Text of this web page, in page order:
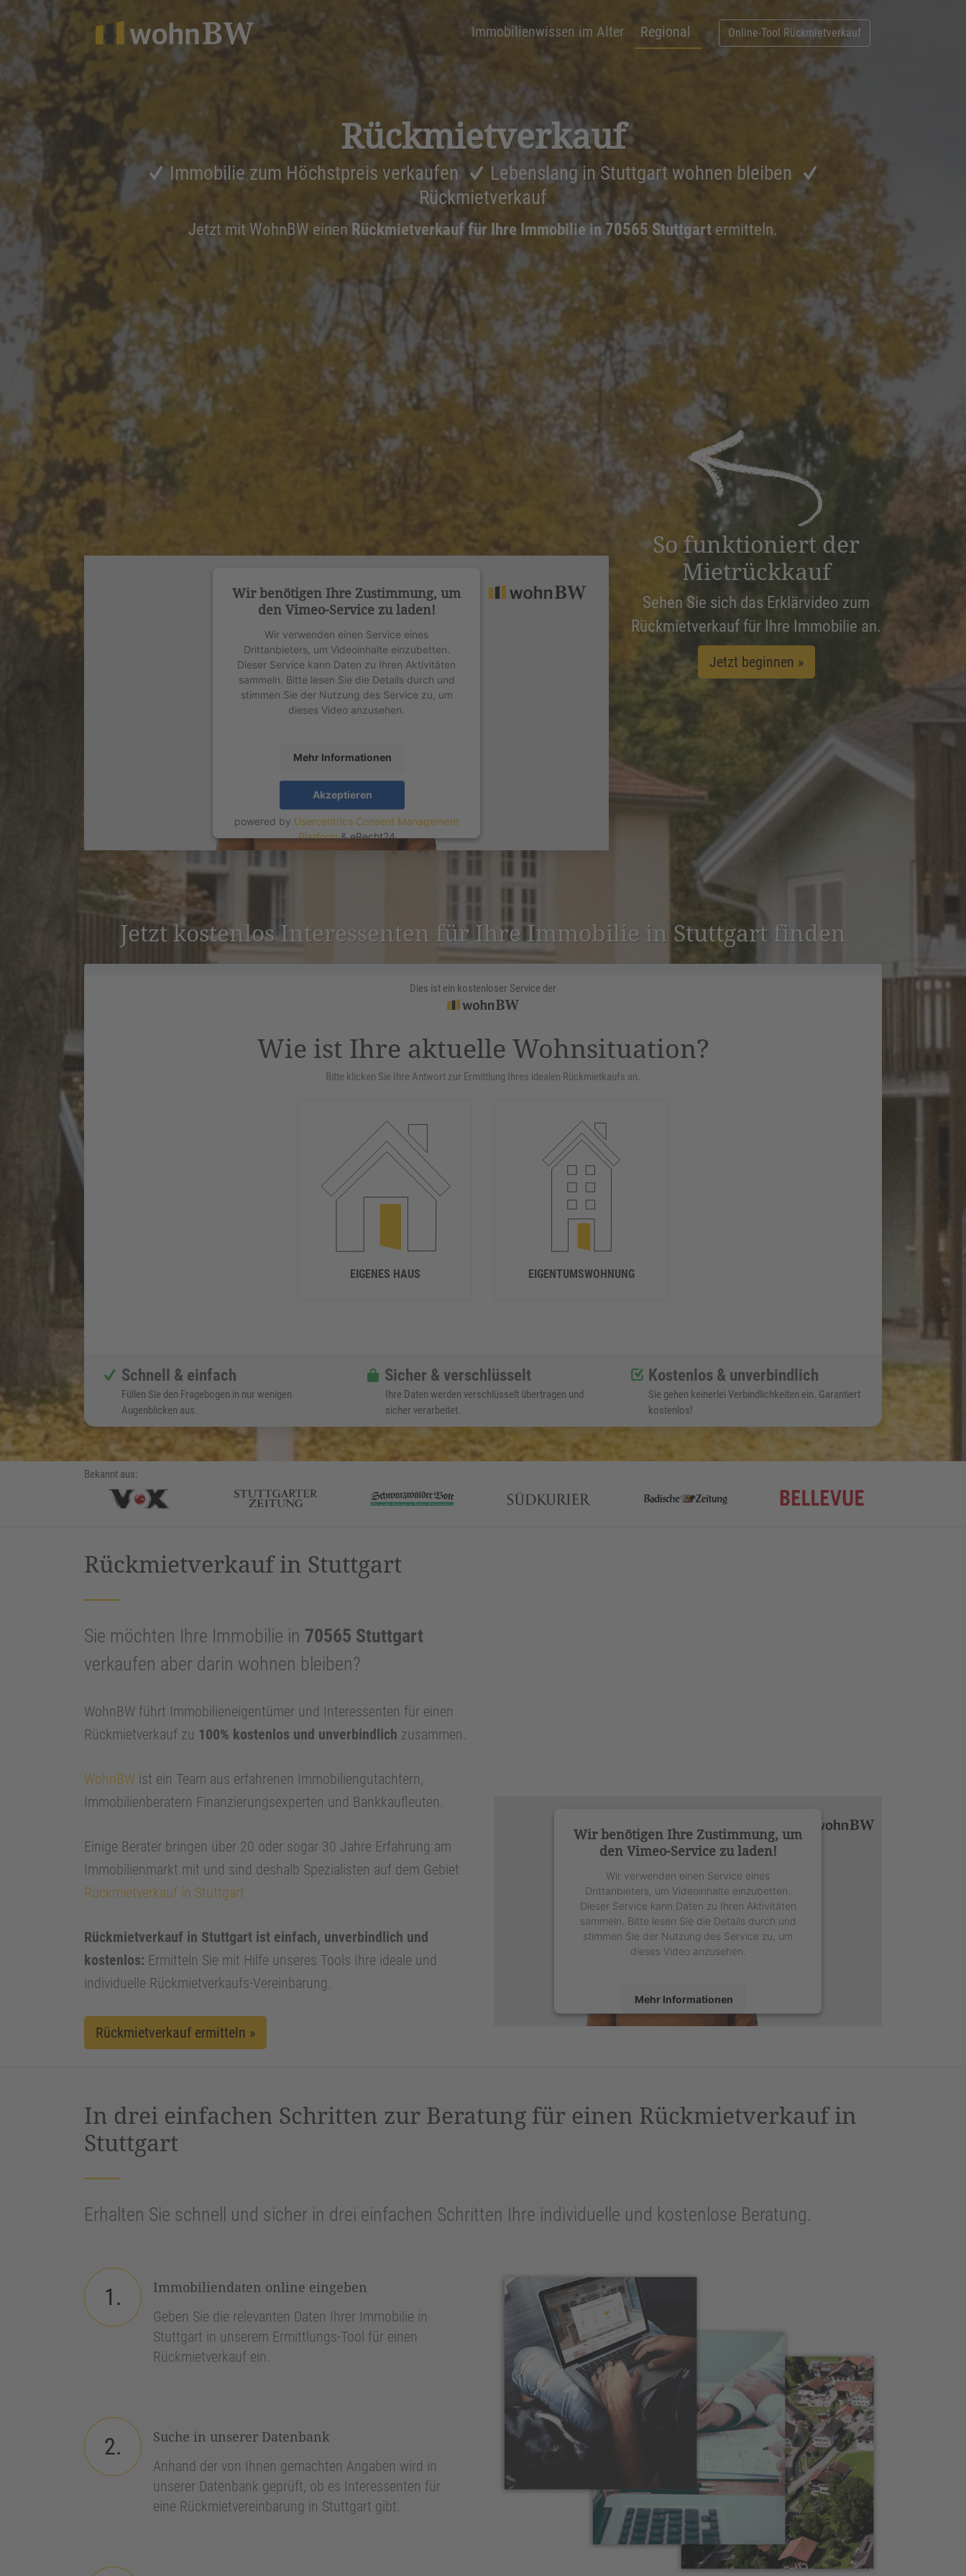
Immobilienwissen im Alter Regional Online-Tool Rückmietverkauf
Rückmiet­ver­kauf
Immobilie zum Höchstpreis verkaufen
Lebenslang in Stuttgart wohnen bleiben
Rückmietverkauf
Jetzt mit WohnBW einen Rückmietverkauf für Ihre Immobilie in 70565 Stuttgart ermitteln.
Wir benötigen Ihre Zustimmung, um
den Vimeo-Service zu laden!
Wir verwenden einen Service eines
Drittanbieters, um Videoinhalte einzubetten.
Dieser Service kann Daten zu Ihren Aktivitäten
sammeln. Bitte lesen Sie die Details durch und
stimmen Sie der Nutzung des Service zu, um
dieses Video anzusehen.
Mehr Informationen
Akzeptieren
powered by Usercentrics Consent Management
Platform&eRecht24
So funktioniert der
Mietrückkauf
Sehen Sie sich das Erklärvideo zum
Rückmietverkauf für Ihre Immobilie an.
Jetzt beginnen »
Jetzt kostenlos Inter­es­senten für Ihre Immobilie in Stuttgart finden
Dies ist ein kostenloser Service der
Wie ist Ihre aktuelle Wohnsituation?
Bitte klicken Sie Ihre Antwort zur Ermittlung Ihres idealen Rückmietkaufs an.
EIGENES HAUS EIGENTUMSWOHNUNG
Schnell & einfach
Füllen Sie den Fragebogen in nur wenigen
Augenblicken aus.
Sicher & verschlüsselt
Ihre Daten werden verschlüsselt übertragen und
sicher verarbeitet.
Kostenlos & unverbindlich
Sie gehen keinerlei Verbindlichkeiten ein. Garantiert
kostenlos!
Bekannt aus:
Rückmietverkauf in Stuttgart
Sie möchten Ihre Immobilie in 70565 Stuttgart
verkaufen aber darin wohnen bleiben?
WohnBW führt Immobilieneigentümer und Interessenten für einen
Rückmietverkauf zu 100% kostenlos und unverbindlich zusammen.
WohnBW ist ein Team aus erfahrenen Immobiliengutachtern,
Immobilienberatern Finanzierungsexperten und Bankkaufleuten.
Einige Berater bringen über 20 oder sogar 30 Jahre Erfahrung am
Immobilienmarkt mit und sind deshalb Spezialisten auf dem Gebiet
Rückmietverkauf in Stuttgart
Rückmietverkauf in Stuttgart ist einfach, unverbindlich und
kostenlos: Ermitteln Sie mit Hilfe unseres Tools Ihre ideale und
individuelle Rückmietverkaufs-Vereinbarung.
Rückmietverkauf ermitteln »
Wir benötigen Ihre Zustimmung, um
den Vimeo-Service zu laden!
Wir verwenden einen Service eines
Drittanbieters, um Videoinhalte einzubetten.
Dieser Service kann Daten zu Ihren Aktivitäten
sammeln. Bitte lesen Sie die Details durch und
stimmen Sie der Nutzung des Service zu, um
dieses Video anzusehen.
Mehr Informationen
In drei einfachen Schritten zur Beratung für einen Rückmietverkauf in
Stuttgart
Erhalten Sie schnell und sicher in drei einfachen Schritten Ihre individuelle und kostenlose Beratung.
1.
Immobiliendaten online eingeben
Geben Sie die relevanten Daten Ihrer Immobilie in
Stuttgart in unserem Ermittlungs-Tool für einen
Rückmietverkauf ein.
2.
Suche in unserer Datenbank
Anhand der von Ihnen gemachten Angaben wird in
unserer Datenbank geprüft, ob es Interessenten für
eine Rückmietvereinbarung in Stuttgart gibt.